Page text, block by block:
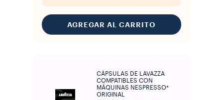
AGREGAR AL CARRITO
CÁPSULAS DE LAVAZZA
COMPATIBLES CON
MÁQUINAS NESPRESSO*
ORIGINAL